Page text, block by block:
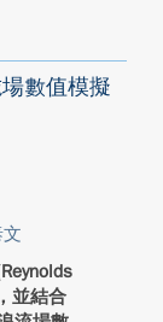
數值模擬
並結合